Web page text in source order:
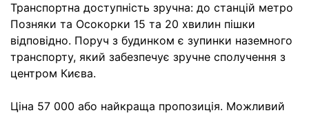
Транспортна доступність зручна: до станцій метро
Позняки та Осокорки 15 та 20 хвилин пішки
відповідно. Поруч з будинком є зупинки наземного
транспорту, який забезпечує зручне сполучення з
центром Києва.
Ціна 57 000 або найкраща пропозиція. Можливий